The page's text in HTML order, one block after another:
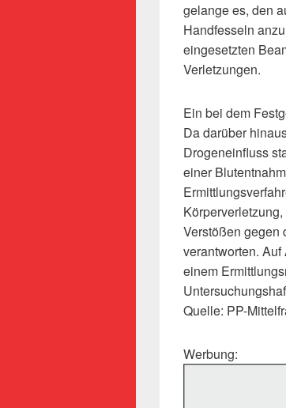
gelange es, den
Handfesseln
eingesetzten
Verletzungen.
Ein bei dem
Da darüber
Drogeneinfluss
einer
Verstößen gegen
verantworten.
einem
Quelle: PP-
Werbung: